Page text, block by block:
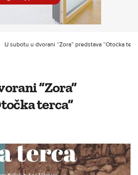
U subotu u dvorani “Zora” predstava “Otočka
“Zora”
terca”